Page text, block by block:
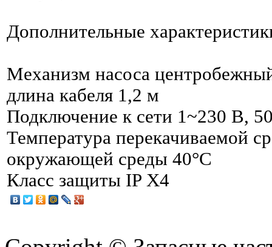
Дополнительные
Механизм насоса
длина кабеля 1,2 м
Подключение к сети 1~230 В,
Температура перекачиваемой
окружающей среды 40°С
Класс защиты IP Х4